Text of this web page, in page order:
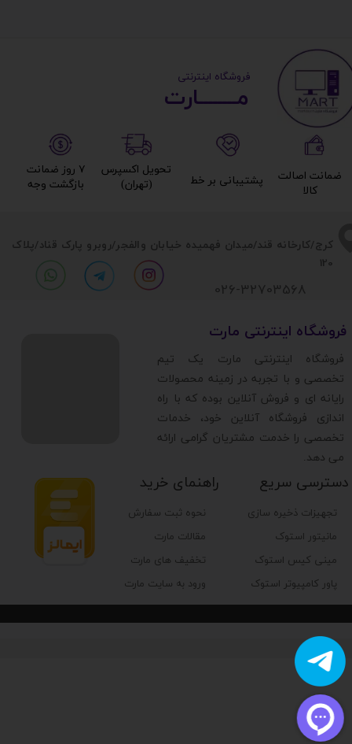
​​کرج/کارخانه قند/میدان فهمیده خیابان والفجر/روبرو پارک قناد/پلاک
120
تجهیزات ذخیره سازی
مانیتور استوک
مینی کیس استوک
پاور کامپیوتر استوک
دسترسی سریع راهنمای خرید
نحوه ثبت سفارش
مقالات مارت
تخفیف های مارت
ورود به سایت مارت
​فروشگاه اینترنتی مارت
​فروشگاه اینترنتی مارت یک تیم
تخصصی و با تجربه در زمینه محصولات
رایانه ای و فروش آنلاین بوده که با راه
اندازی فروشگاه آنلاین خود، خدمات
تخصصی را خدمت مشتریان گرامی ارائه
می دهد.
026-32703568
مــــــــارت​​​​​​
​ ​فروشگاه اینترنتی
۷ روز ضمانت
بازگشت وجه​​​​​​​
تحویل اکسپرس
(تهران)​​​​​​​
پشتیبانی بر خط​​​​​​​
ضمانت اصالت
کالا​​​​​​​